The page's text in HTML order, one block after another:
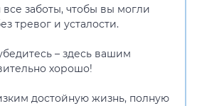
заботы, чтобы вы могли
тревог и усталости.
– здесь вашим
хорошо!
достойную жизнь, полную